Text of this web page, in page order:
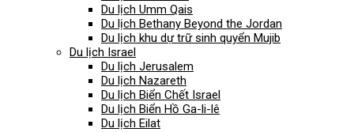
Du lịch Umm Qais
Du lịch Bethany Beyond the Jordan
Du lịch khu dự trữ sinh quyển Mujib
Du lịch Israel
Du lịch Jerusalem
Du lịch Nazareth
Du lịch Biển Chết Israel
Du lịch Biển Hồ Ga-li-lê
Du lịch Eilat